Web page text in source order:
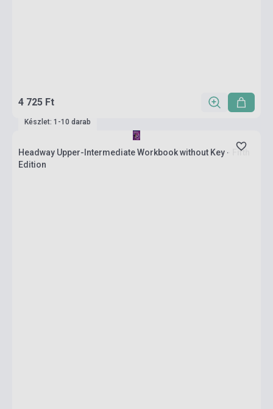
4 725 Ft
Készlet: 1-10 darab
Headway Upper-Intermediate Workbook without Key - Fifth
Edition